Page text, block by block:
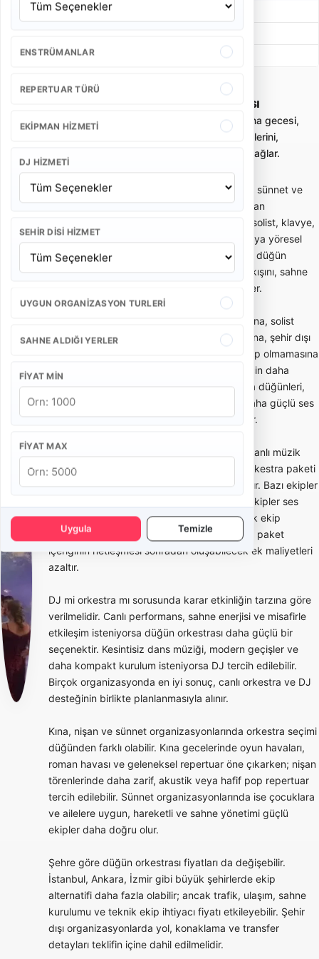
ENSTRÜMANLAR
REPERTUAR TÜRÜ
EKIPMAN HIZMETI
DJ HIZMETI
SEHIR DISI HIZMET
UYGUN ORGANIZASYON TURLERI
SAHNE ALDIĞI YERLER
FIYAT MIN
FIYAT MAX
Uygula Temizle
Grup Moda 19.500 - 25.500 TL
Beste Müzik 58.000 - 93.500 TL
Manisa Köprübaşı Düğün Orkestrası
Düğün orkestrası kiralama; düğün, nişan, kına gecesi,
sünnet ve özel davetler için canlı müzik ekiplerini,
paketleri ve fiyat kriterlerini karşılaştırmayı sağlar.
Düğün orkestrası; düğün, nişan, kına gecesi, sünnet ve
özel davetlerde canlı müzik performansı sunan
profesyonel müzik ekibidir. Orkestra yapısı; solist, klavye,
davul, perküsyon, gitar, keman, saksafon veya yöresel
enstrümanlardan oluşabilir. Doğru seçilen bir düğün
orkestrası yalnızca müzik çalmaz; davetin akışını, sahne
enerjisini ve misafirlerin eğlence ritmini belirler.
Düğün orkestrası fiyatları; ekipteki kişi sayısına, solist
yapısına, sahne süresine, repertuar kapsamına, şehir dışı
ulaşım ihtiyacına, ses ve ışık sistemi dahil olup olmamasına
göre değişir. Küçük salon organizasyonları için daha
kompakt ekipler yeterli olabilirken, açık hava düğünleri,
otel balo salonları ve kalabalık davetlerde daha güçlü ses
sistemi ve geniş kadrolu orkestra tercih edilir.
Düğün orkestrası paketleri genellikle temel canlı müzik
paketi, solistli orkestra paketi, DJ destekli orkestra paketi
ve ses-ışık dahil sahne paketi olarak planlanır. Bazı ekipler
yalnızca performans hizmeti verirken, bazı ekipler ses
sistemi, sahne ışığı, mikrofon, mixer ve teknik ekip
desteğini de pakete dahil eder. Teklif alırken paket
içeriğinin netleşmesi sonradan oluşabilecek ek maliyetleri
azaltır.
DJ mi orkestra mı sorusunda karar etkinliğin tarzına göre
verilmelidir. Canlı performans, sahne enerjisi ve misafirle
etkileşim isteniyorsa düğün orkestrası daha güçlü bir
seçenektir. Kesintisiz dans müziği, modern geçişler ve
daha kompakt kurulum isteniyorsa DJ tercih edilebilir.
Birçok organizasyonda en iyi sonuç, canlı orkestra ve DJ
desteğinin birlikte planlanmasıyla alınır.
Kına, nişan ve sünnet organizasyonlarında orkestra seçimi
düğünden farklı olabilir. Kına gecelerinde oyun havaları,
roman havası ve geleneksel repertuar öne çıkarken; nişan
törenlerinde daha zarif, akustik veya hafif pop repertuar
tercih edilebilir. Sünnet organizasyonlarında ise çocuklara
ve ailelere uygun, hareketli ve sahne yönetimi güçlü
ekipler daha doğru olur.
Şehre göre düğün orkestrası fiyatları da değişebilir.
İstanbul, Ankara, İzmir gibi büyük şehirlerde ekip
alternatifi daha fazla olabilir; ancak trafik, ulaşım, sahne
kurulumu ve teknik ekip ihtiyacı fiyatı etkileyebilir. Şehir
dışı organizasyonlarda yol, konaklama ve transfer
detayları teklifin içine dahil edilmelidir.